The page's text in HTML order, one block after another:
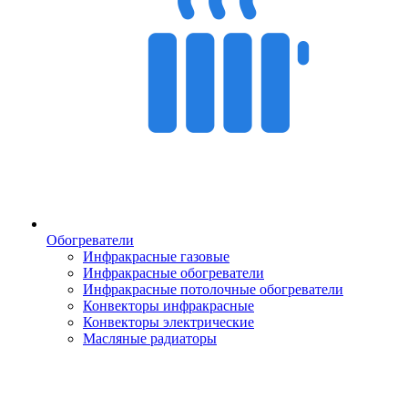
Обогреватели
Инфракрасные газовые
Инфракрасные обогреватели
Инфракрасные потолочные обогреватели
Конвекторы инфракрасные
Конвекторы электрические
Масляные радиаторы